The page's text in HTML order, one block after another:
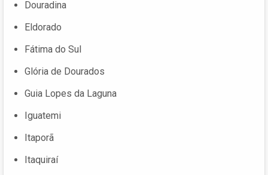
Douradina
Eldorado
Fátima do Sul
Glória de Dourados
Guia Lopes da Laguna
Iguatemi
Itaporã
Itaquiraí